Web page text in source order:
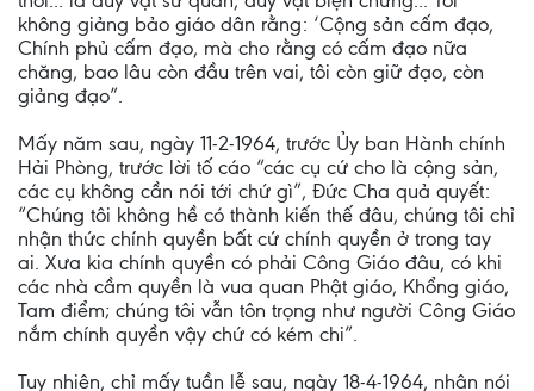
không giảng bảo giáo dân rằng: ‘Cộng sản cấm đạo,
Chính phủ cấm đạo, mà cho rằng có cấm đạo nữa
chăng, bao lâu còn đầu trên vai, tôi còn giữ đạo, còn
giảng đạo”.
Mấy năm sau, ngày 11-2-1964, trước Ủy ban Hành chính
Hải Phòng, trước lời tố cáo “các cụ cứ cho là cộng sản,
các cụ không cần nói tới chứ gì”, Đức Cha quả quyết:
“Chúng tôi không hề có thành kiến thế đâu, chúng tôi chỉ
nhận thức chính quyền bất cứ chính quyền ở trong tay
ai. Xưa kia chính quyền có phải Công Giáo đâu, có khi
các nhà cầm quyền là vua quan Phật giáo, Khổng giáo,
Tam điểm; chúng tôi vẫn tôn trọng như người Công Giáo
nắm chính quyền vậy chứ có kém chi”.
Tuy nhiên, chỉ mấy tuần lễ sau, ngày 18-4-1964, nhân nói